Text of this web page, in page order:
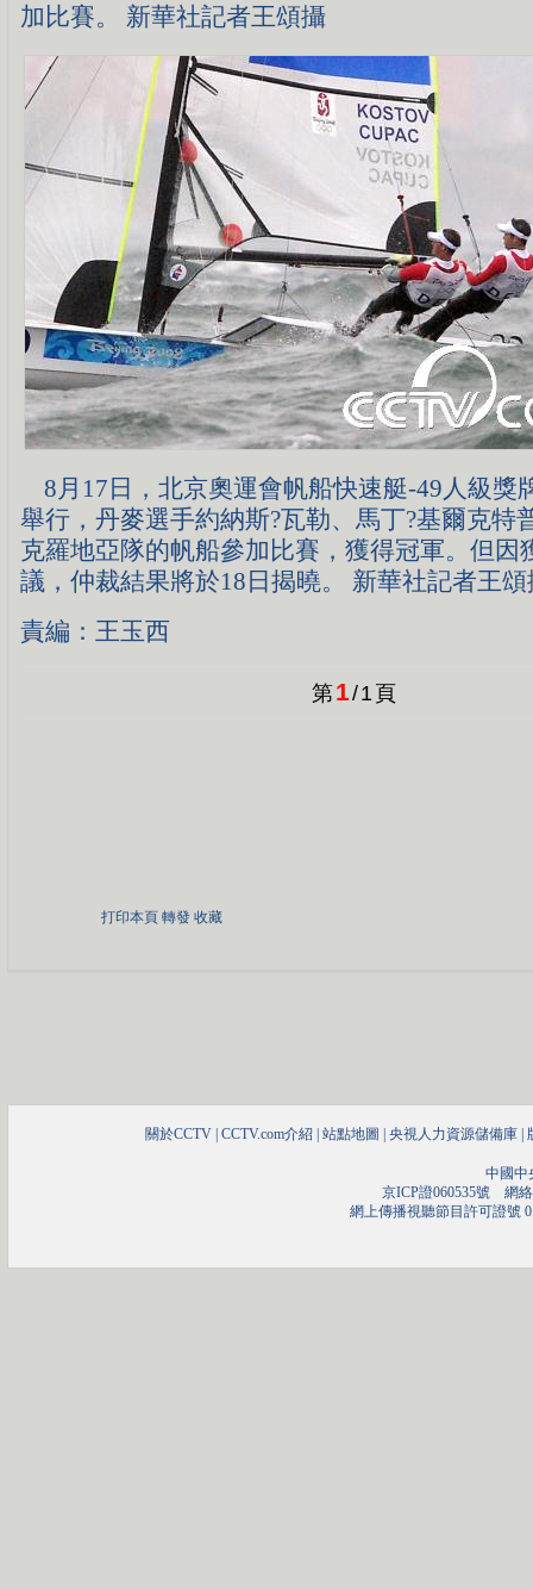
加比賽。 新華社記者王頌攝
8月17日，北京奧運會帆船快速艇-49人級獎
舉行，丹麥選手約納斯?瓦勒、馬丁?基爾克特
克羅地亞隊的帆船參加比賽，獲得冠軍。但因
議，仲裁結果將於18日揭曉。 新華社記者王頌
責編：王玉西
第1/1 頁
打印本頁 轉發 收藏
關於CCTV | CCTV.com介紹 | 站點地圖 | 央視人力資源儲備庫 |
中國中
京ICP證060535號 網絡
網上傳播視聽節目許可證號